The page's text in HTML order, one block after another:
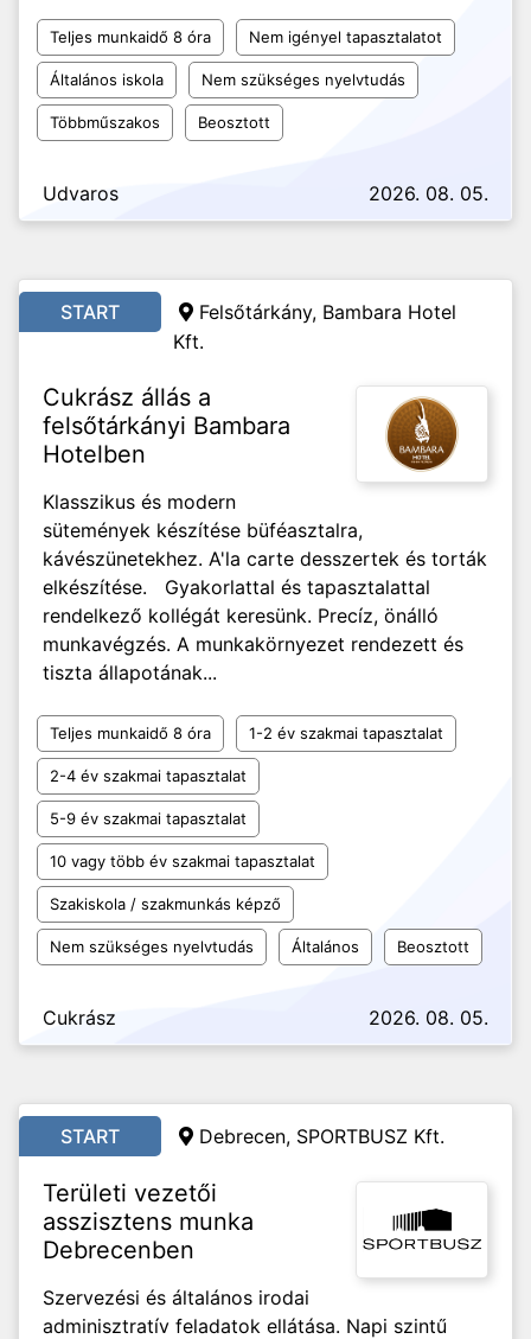
Teljes munkaidő 8 óra Nem igényel tapasztalatot
Általános iskola Nem szükséges nyelvtudás
Többműszakos Beosztott
Udvaros 2026. 08. 05.
START
Felsőtárkány, Bambara Hotel
Kft.
Cukrász állás a
felsőtárkányi Bambara
Hotelben
Klasszikus és modern
sütemények készítése büféasztalra,
kávészünetekhez. A'la carte desszertek és torták
elkészítése. Gyakorlattal és tapasztalattal
rendelkező kollégát keresünk. Precíz, önálló
munkavégzés. A munkakörnyezet rendezett és
tiszta állapotának...
Teljes munkaidő 8 óra 1-2 év szakmai tapasztalat
2-4 év szakmai tapasztalat
5-9 év szakmai tapasztalat
10 vagy több év szakmai tapasztalat
Szakiskola / szakmunkás képző
Nem szükséges nyelvtudás Általános Beosztott
Cukrász 2026. 08. 05.
START Debrecen, SPORTBUSZ Kft.
Területi vezetői
asszisztens munka
Debrecenben
Szervezési és általános irodai
adminisztratív feladatok ellátása. Napi szintű